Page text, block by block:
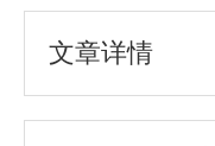
文章详情